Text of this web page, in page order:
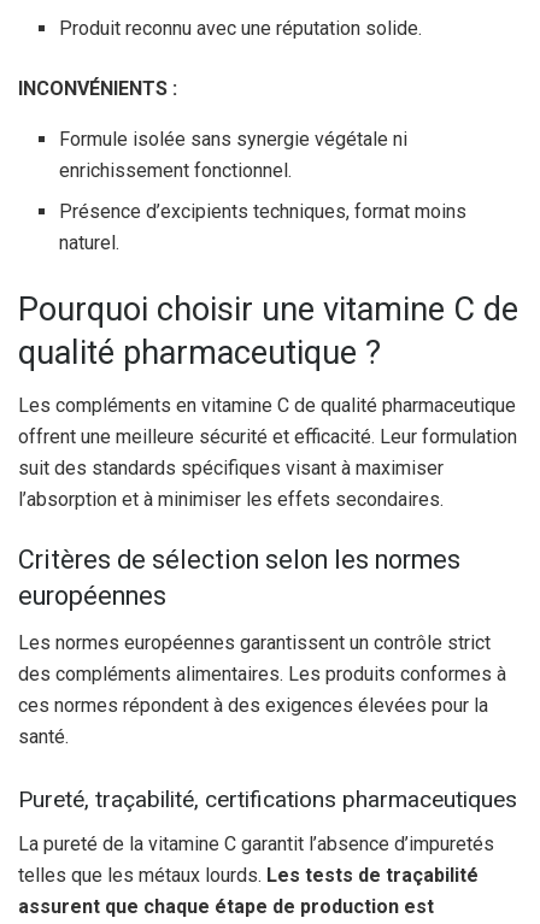
Produit reconnu avec une réputation solide.
INCONVÉNIENTS :
Formule isolée sans synergie végétale ni
enrichissement fonctionnel.
Présence d’excipients techniques, format moins
naturel.
Pourquoi choisir une vitamine C de
qualité pharmaceutique ?
Les compléments en vitamine C de qualité pharmaceutique
offrent une meilleure sécurité et efficacité. Leur formulation
suit des standards spécifiques visant à maximiser
l’absorption et à minimiser les effets secondaires.
Critères de sélection selon les normes
européennes
Les normes européennes garantissent un contrôle strict
des compléments alimentaires. Les produits conformes à
ces normes répondent à des exigences élevées pour la
santé.
Pureté, traçabilité, certifications pharmaceutiques
La pureté de la vitamine C garantit l’absence d’impuretés
telles que les métaux lourds. Les tests de traçabilité
assurent que chaque étape de production est